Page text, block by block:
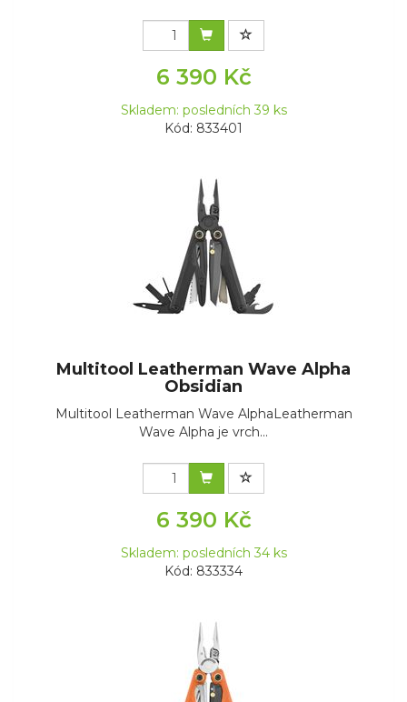
6 390 Kč
Skladem: posledních 39 ks
Kód: 833401
Multitool Leatherman Wave Alpha
Obsidian
Multitool Leatherman Wave AlphaLeatherman
Wave Alpha je vrch...
6 390 Kč
Skladem: posledních 34 ks
Kód: 833334